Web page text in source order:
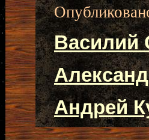
Василий
Андрей